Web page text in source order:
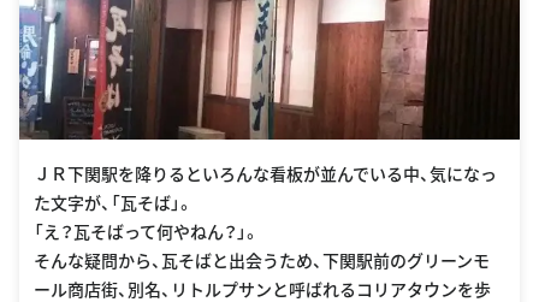
ＪＲ下関駅を降りるといろんな看板が並んでいる中、気になっ
た文字が、「瓦そば」。
「え？瓦そばって何やねん？」。
そんな疑問から、瓦そばと出会うため、下関駅前のグリーンモ
ール商店街、別名、リトルプサンと呼ばれるコリアタウンを歩